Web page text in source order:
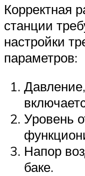
Корректная
станции
настройки
параметров:
Уровень
Напор
баке.